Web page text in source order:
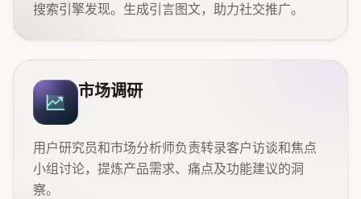
搜索引擎发现。生成引言图文，助力社交推广。
市场调研
用户研究员和市场分析师负责转录客户访谈和焦点
小组讨论，提炼产品需求、痛点及功能建议的洞
察。